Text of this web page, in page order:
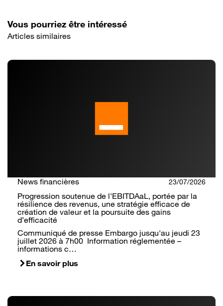
Vous pourriez être intéressé
Articles similaires
News financières 23/07/2026
Progression soutenue de l'EBITDAaL, portée par la
résilience des revenus, une stratégie efficace de
création de valeur et la poursuite des gains
d’efficacité
Communiqué de presse Embargo jusqu'au jeudi 23
juillet 2026 à 7h00 Information réglementée –
informations c…
En savoir plus